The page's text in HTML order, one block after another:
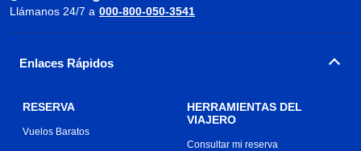
Llámanos 24/7 a 000-800-050-3541
Enlaces Rápidos
RESERVA
Vuelos Baratos
HERRAMIENTAS DEL
VIAJERO
Consultar mi reserva